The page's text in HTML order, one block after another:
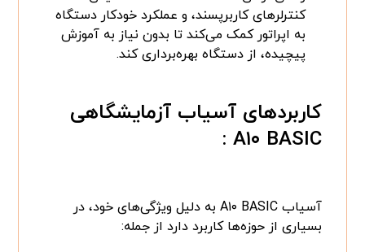
کنترلرهای کاربرپسند، و عملکرد خودکار دستگاه
به اپراتور کمک می‌کند تا بدون نیاز به آموزش
پیچیده، از دستگاه بهره‌برداری کند.
کاربردهای آسیاب آزمایشگاهی
A۱۰ BASIC :
آسیاب A۱۰ BASIC به دلیل ویژگی‌های خود، در
بسیاری از حوزه‌ها کاربرد دارد از جمله: